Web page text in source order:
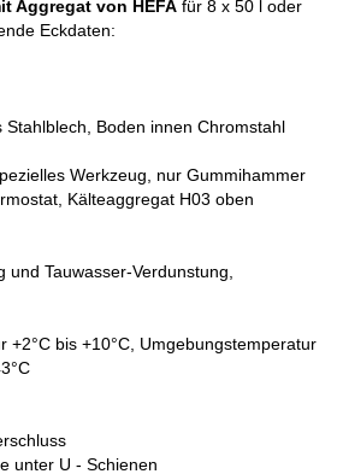
Aggregat von HEFA für 8 x 50 l oder
Eckdaten:
Boden innen Chromstahl
Werkzeug, nur Gummihammer
Kälteaggregat H03 oben
Tauwasser-Verdunstung,
+2°C bis +10°C, Umgebungstemperatur
unter U - Schienen